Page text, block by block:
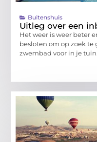
Buitenshuis
Uitleg over een
Het weer is weer beter
besloten om op zoek
zwembad voor in je